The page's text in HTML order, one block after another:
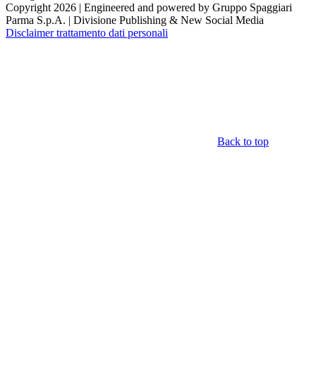
Copyright 2026 | Engineered and powered by Gruppo Spaggiari
Parma S.p.A. | Divisione Publishing & New Social Media
Disclaimer trattamento dati personali
Back to top